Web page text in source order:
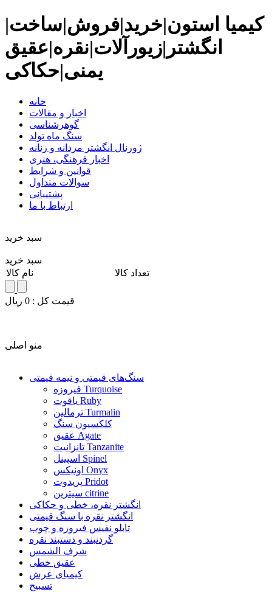
کیمیا استون|خرید|فروش|ساخت|
انگشتر|زیورآلات|نقره|عقیق
یمنی|حکاکی
خانه
اخبار و مقالات
گوهرشناسی
سنگ ماه تولد
ژورنال انگشتر مردانه و زنانه
اخبار فرهنگی، هنری
قوانین و شرایط
سوالات متداول
پشتیبانی
ارتباط با ما
سبد خريد
سبد خرید
نام کالا
تعداد کالا
قيمت کل : 0 ريال
منو اصلی
سنگ‌های قیمتی و نیمه قیمتی
فیروزه Turquoise
یاقوت Ruby
ترمالین Turmalin
کلکسیون سنگ
عقیق Agate
تانزانیت Tanzanite
اسپینل Spinel
اونیکس Onyx
پریدوت Pridot
سیترین citrine
انگشتر نقره، خطی و حکاکی
انگشتر نقره با سنگ قیمتی
تابلو نفیس فیروزه و چوب
گردنبند و دستبند نقره
شرف الشمس
عقیق خطی
کیمیای عرش
تسبیح